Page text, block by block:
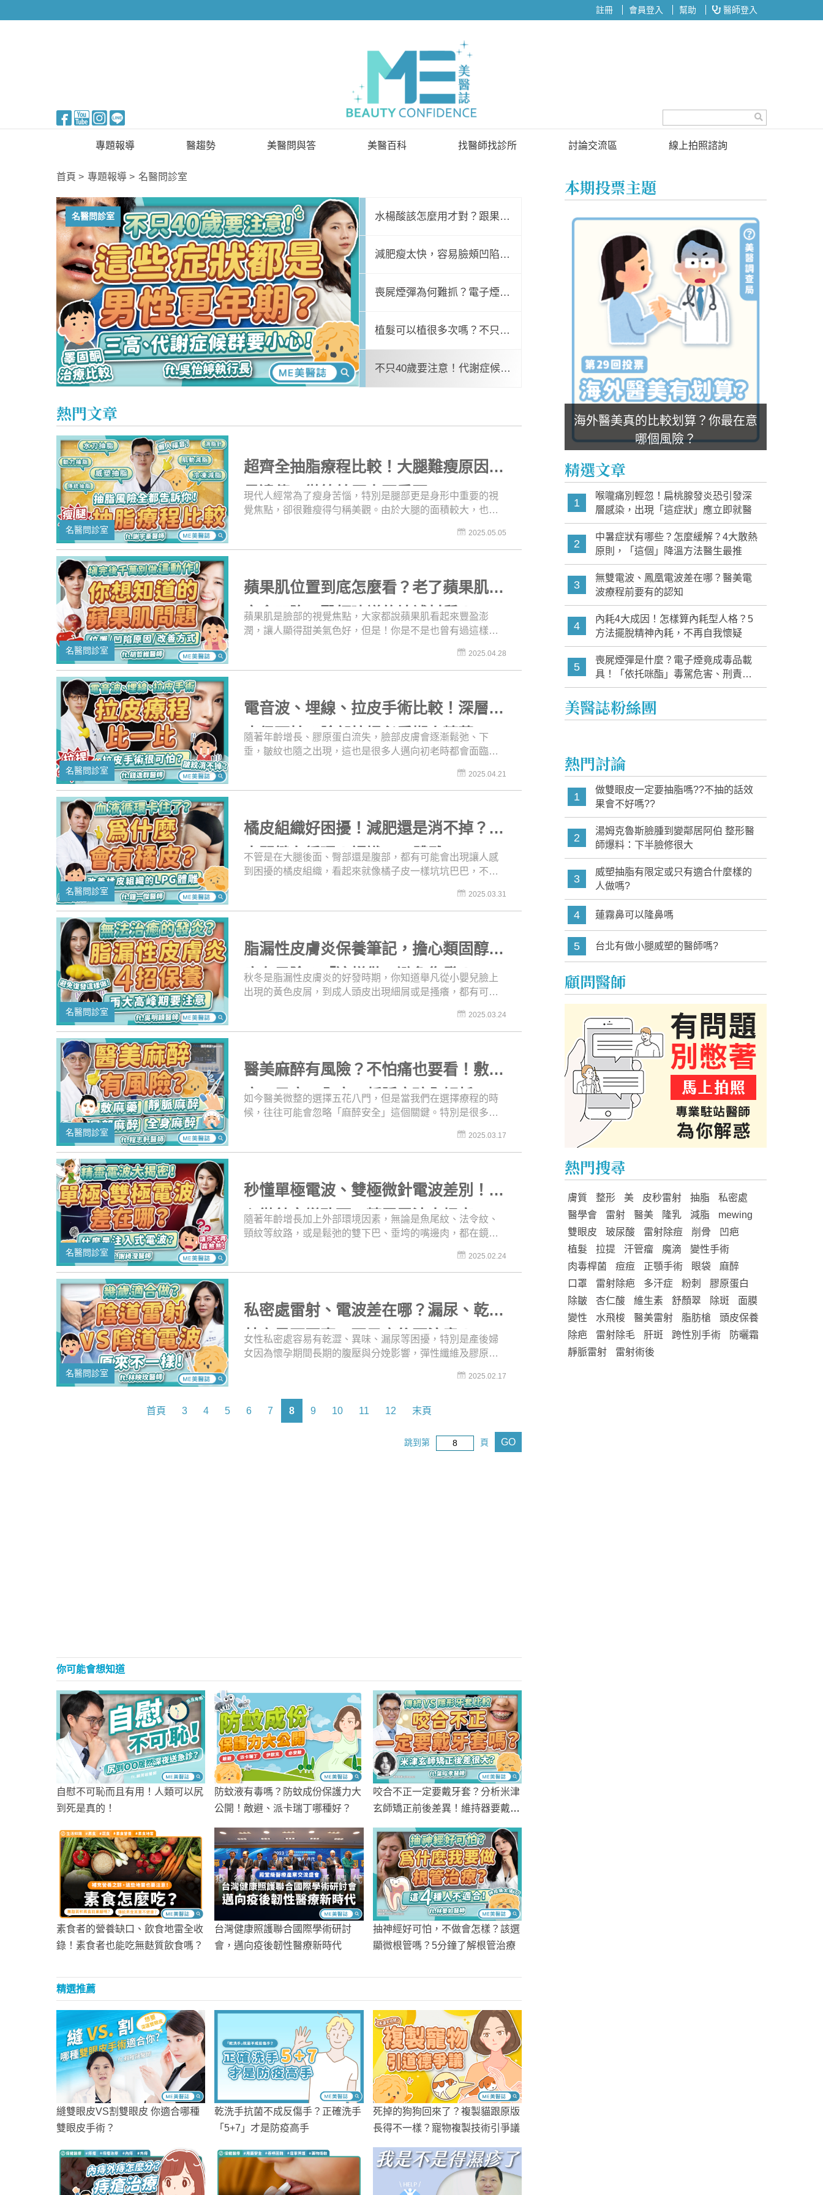
註冊 會員登入 幫助 醫師登入
專題報導
新知快訊
醫美整形
保健醫療
生活知識
心理健康
駐站專家
名醫問診室
醫趨勢
美醫FUN知識
國際新知
美醫問與答
待解決問題
美醫百科 找醫師找診所
顧問醫師
討論交流區
投票區
線上拍照諮詢
首頁 專題報導 名醫問診室
名醫問診室 名醫問診室
減肥瘦太快，容易臉頰凹陷、法令紋變深？怕臉垮這樣配速！避免減重臉
名醫問診室
喪屍煙彈為何難抓？電子煙是毒品嗎？吸
水楊酸該怎麼用才對？跟果
酸、杏仁酸差別？酸類煥膚守
則教你這樣抗痘
減肥瘦太快，容易臉頰凹陷、
法令紋變深？怕臉垮這樣配
速！避免減重臉
喪屍煙彈為何難抓？電子煙是
毒品嗎？吸菸怎變吸毒？揭密
毒駕暴衝原因
植髮可以植很多次嗎？不只有
植髮失敗才能做？「二次植
不只40歲要注意！代謝症候群
熱門文章
名醫問診室
超齊全抽脂療程比較！大腿難瘦原因竟
是遺傳？微笑線原來不重要？
現代人經常為了瘦身苦惱，特別是腿部更是身形中重要的視
覺焦點，卻很難瘦得勻稱美觀。由於大腿的面積較大，也是
例，還可能會因為外側馬鞍肉突出，造成穿著上的困擾或摩
擦不適。你也是為腿粗感到困擾的人嗎？想要仰賴醫美整形
意滿滿的內容，不只講解脂肪堆積的原因和介紹療程，還不
避談抽脂風險，並提醒你抽脂後的照護，連抽完後的脂肪要
怎麼運用都有詳細解說，這支影片缺少的，只剩你的讚而已
了！
2025.05.05
名醫問診室
蘋果肌位置到底怎麼看？老了蘋果肌一
定會凹陷？醫師建議的填補材質！
蘋果肌是臉部的視覺焦點，大家都說蘋果肌看起來豐盈澎
潤，讓人顯得甜美氣色好，但是！你是不是也曾有過這樣的
嗎？這次《名醫問診室》以韓國女演員金裕貞為例，告訴大
家怎麼評估蘋果肌！很多有蘋果肌的人都會擔心，蘋果肌會
哦！這集除了介紹蘋果肌的判斷方法之外，還有詳細圖解和
案例參考，說明蘋果肌凹陷的原因和改善方式，內容超級豐
富！
2025.04.28
名醫問診室
電音波、埋線、拉皮手術比較！深層拉
皮很可怕？臉部拉提必看懶人精華
隨著年齡增長、膠原蛋白流失，臉部皮膚會逐漸鬆弛、下
垂，皺紋也隨之出現，這也是很多人邁向初老時都會面臨的
擇眾多，到底該怎麼選擇呢？電音波拉提、埋線拉皮和拉皮
手術有什麼區別？能維持多久？又有什麼需要注意的地方
觀念，還有介紹常見的拉提療程，中立的比較優缺點，滿滿
的含金量值得ME粉們收藏！不只適合正為臉部鬆弛困擾的族
群，也可以看完後先存起來，留著以後有需求時再看多看幾
遍喔！
2025.04.21
名醫問診室
橘皮組織好困擾！減肥還是消不掉？原
來關鍵在循環！認識LPG體雕
不管是在大腿後面、臀部還是腹部，都有可能會出現讓人感
到困擾的橘皮組織，看起來就像橘子皮一樣坑坑巴巴，不只
重，但就那塊皮膚特別容易「揪」在一起，為什麼啊！先冷
靜一下，你還認為橘皮等於肥胖嗎？跟著美醫誌一起來看
做好功課，了解橘皮的成因和改善方式，到時候穿短褲或泳
裝時，就不用再擔心啦！
2025.03.31
名醫問診室
脂漏性皮膚炎保養筆記，擔心類固醇治
療有風險？「這樣做」避免復發！
秋冬是脂漏性皮膚炎的好發時期，你知道舉凡從小嬰兒臉上
出現的黃色皮屑，到成人頭皮出現細屑或是搔癢，都有可能
搔癢，並大片脫皮。如果你現在沒有脂漏性皮膚炎，那也要
小心！因為人生中有兩大脂漏性皮膚炎的高峰期，一直到60
中又該怎麼保養才能避免復發呢？就讓美美的吳明穎醫師來
教你認識脂漏性皮膚炎，一起學習怎麼跟病症和平共處吧！
2025.03.24
名醫問診室
醫美麻醉有風險？不怕痛也要看！敷
麻、局麻、全麻、靜脈麻醉全解析
如今醫美微整的選擇五花八門，但是當我們在選擇療程的時
候，往往可能會忽略「麻醉安全」這個關鍵。特別是很多人
事，因而忽略了安全性，其實麻醉無分大小，過程中可能會
影響患者的意識、呼吸及心血管功能，也等於攸關性命安
次的《名醫問診室》就網羅了醫美各種常見的麻醉情況，包
括敷麻藥、局部麻醉、靜脈麻醉和全身麻醉等，這集內容也
太豐富吧！
2025.03.17
名醫問診室
秒懂單極電波、雙極微針電波差別！擔
心微針完變豬頭？精靈電波大揭密
隨著年齡增長加上外部環境因素，無論是魚尾紋、法令紋、
頸紋等紋路，或是鬆弛的雙下巴、垂垮的嘴邊肉，都在鏡子
弛、下垂等臉部老化問題，很多人可能會想到「電波拉
皮」，但市面上電波選擇實在是太多了，光是單極、雙極就
電波」，也就是所謂的「微針電波」，那～摸多針，做完後
是不是會流血、或腫得像個豬頭一樣，短時間都沒辦法見人
呢？美醫誌這集《名醫問診室》就帶你跟上新潮流，了解什
麼是單極電波、雙極微針電波，還有微針術後可能會遇到什
麼狀況喔！
2025.02.24
名醫問診室
私密處雷射、電波差在哪？漏尿、乾澀
其實是兩回事？不只產後要注意！
女性私密處容易有乾澀、異味、漏尿等困擾，特別是產後婦
女因為懷孕期間長期的腹壓與分娩影響，彈性纖維及膠原纖
造成陰道騷癢、異味、分泌物多、反覆發炎感染等問題。這
是惱人的困擾，這時候很多人會選擇醫美療程來改善，但是
私密處療程這麼多種，到底該怎麼分辨？常聽到的「私密處
雷射」和「私密處電波」，其實是不一樣的療程嗎？又分別
適合什麼情況呢？我還沒生過小孩，陰道怎麼就老化了呢？
2025.02.17
首頁 3 4 5 6 7 8 9 10 11 12 末頁
跳到第 頁 GO
你可能會想知道
自慰不可恥而且有用！人類可以尻
到死是真的！
防蚊液有毒嗎？防蚊成份保護力大
公開！敵避、派卡瑞丁哪種好？
咬合不正一定要戴牙套？分析米津
玄師矯正前後差異！維持器要戴多
素食者的營養缺口、飲食地雷全收
錄！素食者也能吃無麩質飲食嗎？
台灣健康照護聯合國際學術研討
會，邁向疫後韌性醫療新時代
抽神經好可怕，不做會怎樣？該選
顯微根管嗎？5分鐘了解根管治療
精選推薦
縫雙眼皮VS割雙眼皮 你適合哪種
雙眼皮手術？
乾洗手抗菌不成反傷手？正確洗手
「5+7」才是防疫高手
死掉的狗狗回來了？複製貓跟原版
長得不一樣？寵物複製技術引爭議
本期投票主題
海外醫美真的比較划算？你最在意
哪個風險？
精選文章
1
喉嚨痛別輕忽！扁桃腺發炎恐引發深
層感染，出現「這症狀」應立即就醫
2
中暑症狀有哪些？怎麼緩解？4大散熱
原則，「這個」降溫方法醫生最推
3
無雙電波、鳳凰電波差在哪？醫美電
波療程前要有的認知
4
內耗4大成因！怎樣算內耗型人格？5
方法擺脫精神內耗，不再自我懷疑
5
喪屍煙彈是什麼？電子煙竟成毒品載
具！「依托咪酯」毒駕危害、刑責與
家長必知警訊
美醫誌粉絲團
熱門討論
1
做雙眼皮一定要抽脂嗎??不抽的話效
果會不好嗎??
2
湯姆克魯斯臉腫到變鄰居阿伯 整形醫
師爆料：下半臉修很大
3
威塑抽脂有限定或只有適合什麼樣的
人做嗎?
4 蓮霧鼻可以隆鼻嗎
5 台北有做小腿威塑的醫師嗎?
顧問醫師
熱門搜尋
膚質 整形 美 皮秒雷射 抽脂
私密處
醫學會
雷射 醫美 隆乳 減脂
mewing
雙眼皮
玻尿酸 雷射除痘 削骨
凹疤
植髮
拉提 汗管瘤 魔滴
變性手術
肉毒桿菌
痘痘 正顎手術 眼袋
麻醉
口罩
雷射除疤 多汗症 粉刺
膠原蛋白
除皺
杏仁酸 維生素 舒顏翠 除斑
面膜
變性
水飛梭 醫美雷射 脂肪槍
頭皮保養
除疤
雷射除毛 肝斑 跨性別手術
防曬霜
靜脈雷射
雷射術後